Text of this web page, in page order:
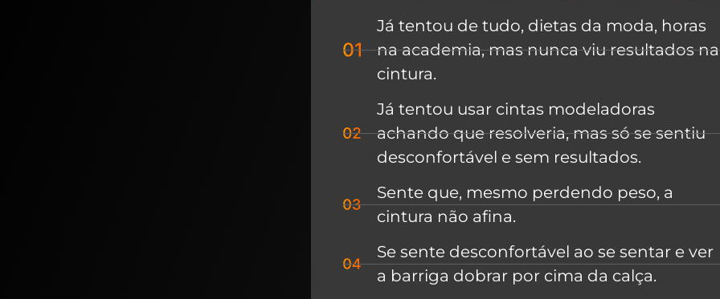
Já tentou de tudo, dietas da moda, horas
na academia, mas nunca viu resultados na
cintura.
Já tentou usar cintas modeladoras
achando que resolveria, mas só se sentiu
desconfortável e sem resultados.
Sente que, mesmo perdendo peso, a
cintura não afina.
Se sente desconfortável ao se sentar e ver
a barriga dobrar por cima da calça.